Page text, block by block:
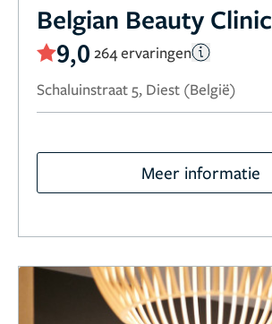
Belgian Beauty Clinic
9,0 264 ervaringen
Schaluinstraat 5, Diest (België)
Meer informatie